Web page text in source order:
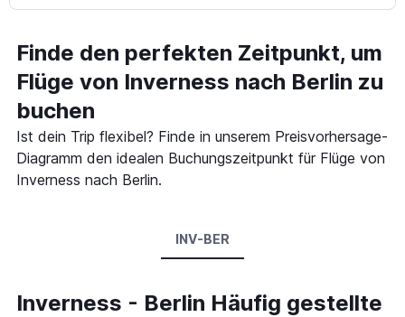
Finde den perfekten Zeitpunkt, um
Flüge von Inverness nach Berlin zu
buchen
Ist dein Trip flexibel? Finde in unserem Preisvorhersage-
Diagramm den idealen Buchungszeitpunkt für Flüge von
Inverness nach Berlin.
INV-BER
Inverness - Berlin Häufig gestellte